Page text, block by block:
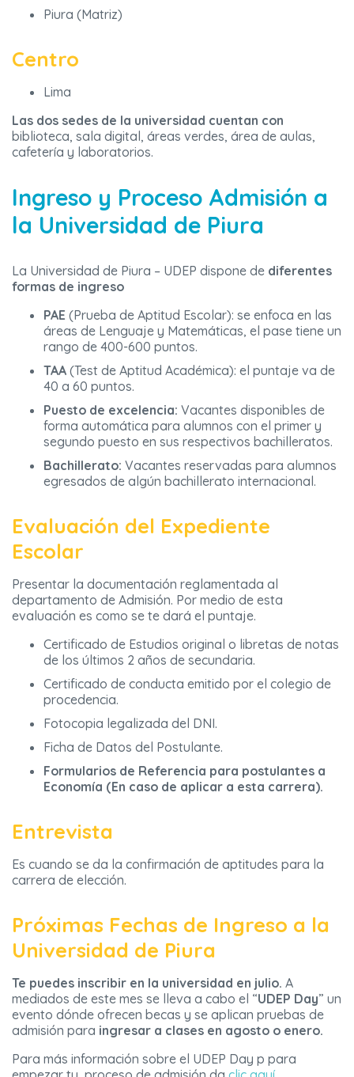
Piura (Matriz)
Centro
Lima
Las dos sedes de la universidad cuentan con
biblioteca, sala digital, áreas verdes, área de aulas,
cafetería y laboratorios.
Ingreso y Proceso Admisión a
la Universidad de Piura
La Universidad de Piura – UDEP dispone de diferentes
formas de ingreso
PAE (Prueba de Aptitud Escolar): se enfoca en las
áreas de Lenguaje y Matemáticas, el pase tiene un
rango de 400-600 puntos.
TAA (Test de Aptitud Académica): el puntaje va de
40 a 60 puntos.
Puesto de excelencia: Vacantes disponibles de
forma automática para alumnos con el primer y
segundo puesto en sus respectivos bachilleratos.
Bachillerato: Vacantes reservadas para alumnos
egresados de algún bachillerato internacional.
Evaluación del Expediente
Escolar
Presentar la documentación reglamentada al
departamento de Admisión. Por medio de esta
evaluación es como se te dará el puntaje.
Certificado de Estudios original o libretas de notas
de los últimos 2 años de secundaria.
Certificado de conducta emitido por el colegio de
procedencia.
Fotocopia legalizada del DNI.
Ficha de Datos del Postulante.
Formularios de Referencia para postulantes a
Economía (En caso de aplicar a esta carrera).
Entrevista
Es cuando se da la confirmación de aptitudes para la
carrera de elección.
Próximas Fechas de Ingreso a la
Universidad de Piura
Te puedes inscribir en la universidad en julio. A
mediados de este mes se lleva a cabo el “UDEP Day” un
evento dónde ofrecen becas y se aplican pruebas de
admisión para ingresar a clases en agosto o enero.
Para más información sobre el UDEP Day p para